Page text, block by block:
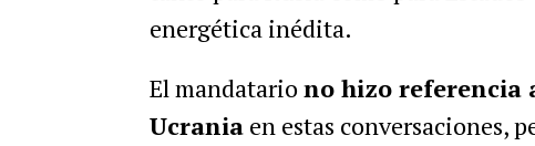
energética inédita.
El mandatario no hizo referencia
Ucraniaen estas conversaciones,